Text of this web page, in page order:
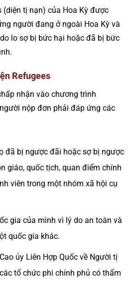
(diện tị nạn) của Hoa Kỳ được
người đang ở ngoài Hoa Kỳ và
lo sợ bị bức hại hoặc đã bị bức
Refugees
nhận vào chương trình
nộp đơn phải đáp ứng các
đã bị ngược đãi hoặc sợ bị ngược
giáo, quốc tịch, quan điểm chính
viên trong một nhóm xã hội cụ
gia của mình vì lý do an toàn và
quốc gia khác.
ủy Liên Hợp Quốc về Người tị
tổ chức phi chính phủ có thẩm